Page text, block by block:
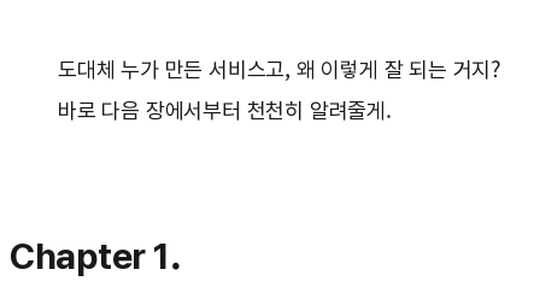
도대체 누가 만든 서비스고, 왜 이렇게 잘 되는 거지?
바로 다음 장에서부터 천천히 알려줄게.
Chapter 1.